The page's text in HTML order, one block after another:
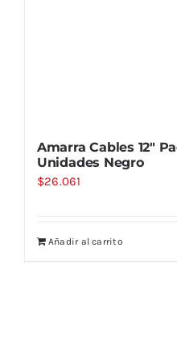
Amarra Cables 12″
Unidades Negro
$26.061
Añadir al carrito